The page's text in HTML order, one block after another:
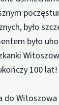
było
było
100 lat!
do